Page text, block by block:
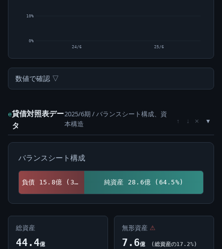
0%
10%
24/6 25/6
数値で確認 ▽
e貸借対照表デー
タ
2025/6期 / バランスシート構成、資
本構造
↑ ↓ ×
バランスシート構成
負債 15.8億 (35.5%) 純資産 28.6億 (64.5%)
総資産
44.4億
無形資産 ⚠
7.6億 (総資産の17.2%)